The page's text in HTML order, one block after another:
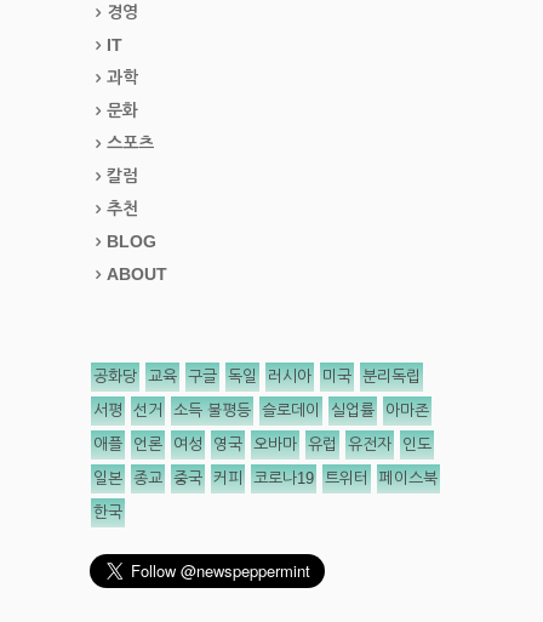
경영
IT
과학
문화
스포츠
칼럼
추천
BLOG
ABOUT
공화당 교육 구글 독일 러시아 미국 분리독립
서평 선거 소득 불평등 슬로데이 실업률 아마존
애플 언론 여성 영국 오바마 유럽 유전자 인도
일본 종교 중국 커피 코로나19 트위터 페이스북
한국